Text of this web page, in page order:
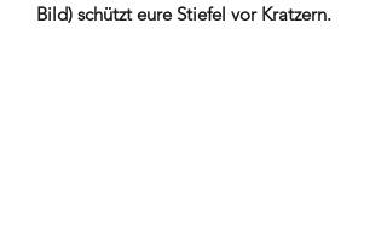
Bild) schützt eure Stiefel vor Kratzern.